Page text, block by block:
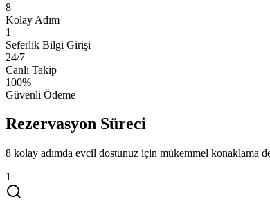
8
Kolay Adım
1
Seferlik Bilgi Girişi
24/7
Canlı Takip
100%
Güvenli Ödeme
Rezervasyon Süreci
8 kolay adımda evcil dostunuz için mükemmel konaklama
1